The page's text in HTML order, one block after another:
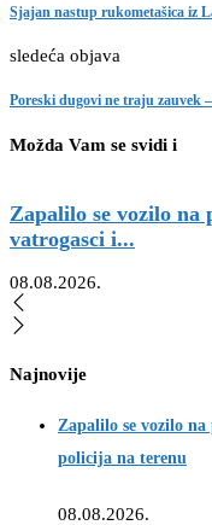
Sjajan nastup rukometašica iz
sledeća objava
Poreski dugovi ne traju zauvek
Možda Vam se svidi i
Zapalilo se vozilo
vatrogasci i...
08.08.2026.
Najnovije
Zapalilo se vozilo
policija na terenu
08.08.2026.